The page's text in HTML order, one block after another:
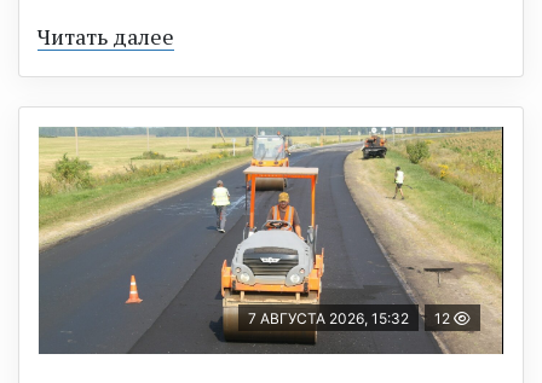
Читать далее
7 АВГУСТА 2026, 15:32 12